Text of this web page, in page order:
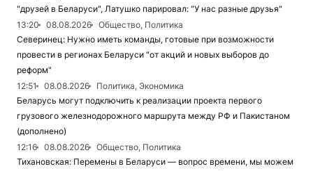
"друзей в Беларуси", Латушко парировал: "У нас разные друзья"
13:20
08.08.2026
Общество, Политика
Северинец: Нужно иметь команды, готовые при возможности
провести в регионах Беларуси "от акций и новых выборов до
реформ"
12:51
08.08.2026
Политика, Экономика
Беларусь могут подключить к реализации проекта первого
грузового железнодорожного маршрута между РФ и Пакистаном
(дополнено)
12:16
08.08.2026
Общество, Политика
Тихановская: Перемены в Беларуси — вопрос времени, мы можем